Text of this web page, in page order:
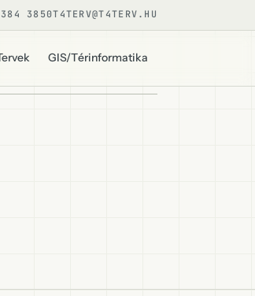
3850T4TERV@T4TERV.HU
GIS/Térinformatika